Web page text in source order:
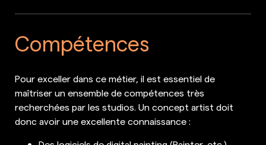
Compétences
Pour exceller dans ce métier, il est essentiel de
maîtriser un ensemble de compétences très
recherchées par les studios. Un concept artist doit
donc avoir une excellente connaissance :